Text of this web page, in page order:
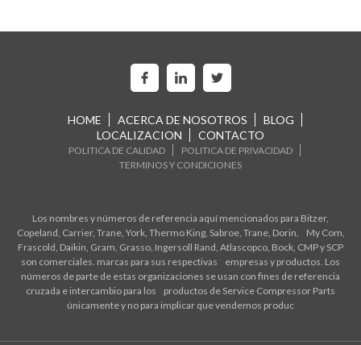
HOME ACERCA DE NOSOTROS
BLOG
LOCALIZACION
CONTACTO
POLITICA DE CALIDAD
POLITICA DE PRIVACIDAD
TERMINOS Y CONDICIONES
Los nombres y números de referencia aquí mencionados para Bitzer,
Copeland, Carrier, Trane, York, Thermo King, Sabroe, Trane, Dorin, My Com,
Frascold, Daikin, Gram, Grasso, Ingersoll Rand, Atlascopco, Bock, CMP y SCP
son comerciales. marcas para sus respectivas empresas y productos. Los
números de parte de estas organizaciones se usan con fines de referencia
cruzada e intercambio para los productos de Service Compressor Parts
únicamente y no para implicar que vendemos produc